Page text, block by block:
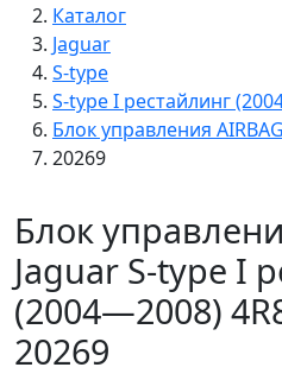
Каталог
Jaguar
S-type
S-type I рестайлинг
Блок управления AIRBAG
20269
Блок
Jaguar S-type I
(2004—2008)
20269